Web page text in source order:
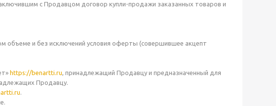
с Продавцом договор купли-продажи заказанных товаров и
объеме и без исключений условия оферты (совершившее акцепт
https://benartti.ru, принадлежащий Продавцу и предназначенный для
Продавцу.
.